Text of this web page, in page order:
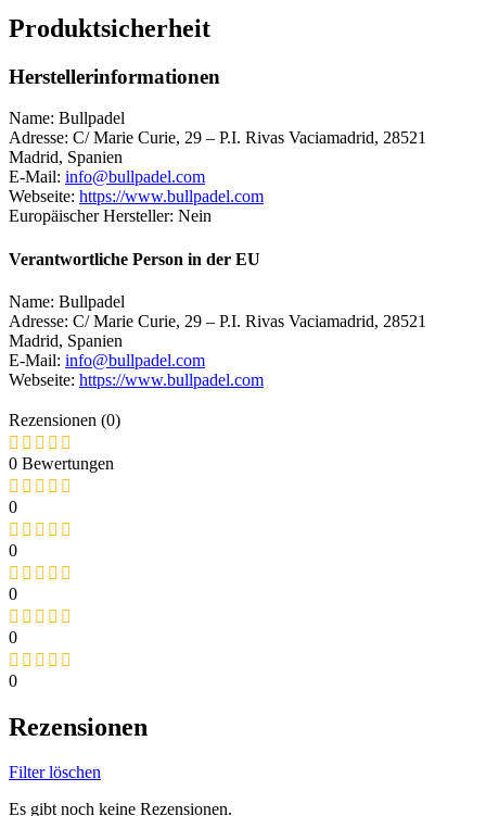
Produktsicherheit
Herstellerinformationen
Name: Bullpadel
Adresse: C/ Marie Curie, 29 – P.I. Rivas Vaciamadrid, 28521
Madrid, Spanien
E-Mail: info@bullpadel.com
Webseite: https://www.bullpadel.com
Europäischer Hersteller: Nein
Verantwortliche Person in der EU
Name: Bullpadel
Adresse: C/ Marie Curie, 29 – P.I. Rivas Vaciamadrid, 28521
Madrid, Spanien
E-Mail: info@bullpadel.com
Webseite: https://www.bullpadel.com
Rezensionen (0)
0 Bewertungen
0
0
0
0
0
Rezensionen
Filter löschen
Es gibt noch keine Rezensionen.